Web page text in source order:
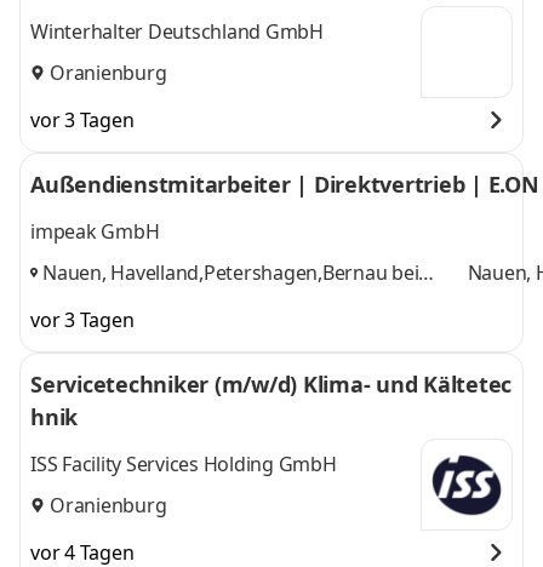
Winterhalter Deutschland GmbH
Oranienburg
vor 3 Tagen
Außendienstmitarbeiter | Direktvertrieb |
impeak GmbH
Nauen, Havelland,Petershagen,Bernau bei
Nauen,
vor 3 Tagen
Servicetechniker (m/w/d) Klima- und Kältetec
hnik
ISS Facility Services Holding GmbH
Oranienburg
vor 4 Tagen